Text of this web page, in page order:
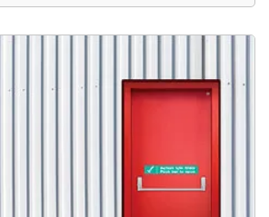
ile yaşam alanlarında ve iş yerlerinde